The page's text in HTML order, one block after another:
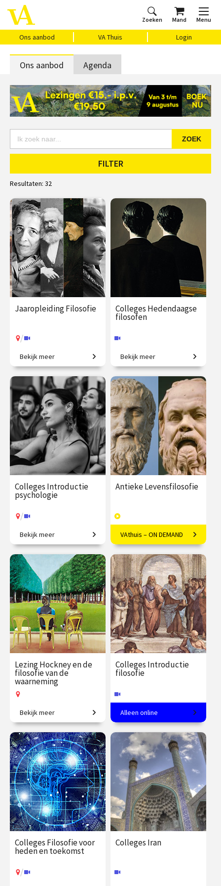
Zoeken Mand Menu
Ons aanbod VA Thuis Login
Home
Ons aanbod
Agenda
VAthuis
Over ons
Vragen?
Cadeaubon
Ons aanbod Agenda
ZOEK
FILTER
Resultaten: 32
Jaaropleiding Filosofie
/
In één jaar de wereld beter
begrijpen!
€ 1090.00
vanaf 22
sep.
/ Op locatie of online
Bekijk meer
Colleges Hedendaagse
filosofen
Van existentialisme en
identiteit tot sociale media.
€ 195.00
vanaf 29
sep.
Online
Bekijk meer
Colleges Introductie
psychologie
/
Van gedrag tot geheugen,
van stoornissen tot therapie.
€ 345.00
vanaf 22
sep.
/ Op locatie of online
Bekijk meer
Antieke Levensfilosofie
Het goede leven volgens
Socrates, Plato en vele
andere denkers.
€ 169.00
46
afleveringen
Speeltijd 13 uur
VAthuis
VAthuis – ON DEMAND
Lezing Hockney en de
filosofie van de
waarneming
De filosofische opvattingen
van Merleau-Ponty en
Hockney’s onderzoek naar
de verschillende manieren
van kijken.
€ 19.50
vanaf 15
sep.
Op locatie
Bekijk meer
Colleges Introductie
filosofie
Een andere kijk op de
werkelijkheid
€ 345.00
vanaf 23
sep.
Online
Alleen online
Colleges Filosofie voor
heden en toekomst
/
Colleges Iran